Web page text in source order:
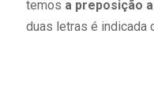
temos a preposição
duas letras é indicada